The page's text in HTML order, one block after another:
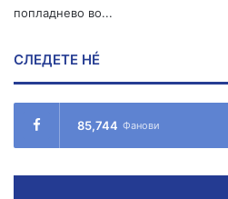
попладнево во...
СЛЕДЕТЕ НÉ
85,744 Фанови